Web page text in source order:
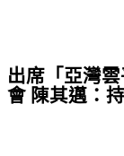
出席「亞灣
會 陳其邁：